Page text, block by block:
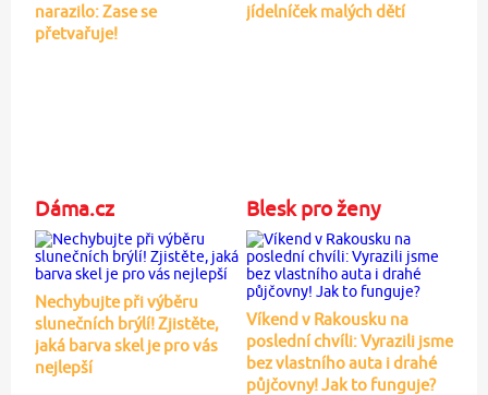
narazilo: Zase se
přetvařuje!
jídelníček malých dětí
Dáma.cz
Nechybujte při výběru
slunečních brýlí! Zjistěte,
jaká barva skel je pro vás
nejlepší
Blesk pro ženy
Víkend v Rakousku na
poslední chvíli: Vyrazili jsme
bez vlastního auta i drahé
půjčovny! Jak to funguje?